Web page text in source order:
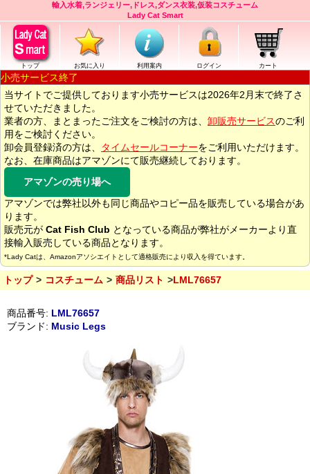
輸入水着,ランジェリー,ドレス,ダンス衣装,仮装コスチューム
Lady Cat Smart
トップ お気に入り 利用案内 ログイン カート
小売サービス終了
当サイトでご提供しております小売サービスは2026年2月末で終了さ
せていただきました。
業者の方、まとまったご注文をご検討の方は、 卸販売サービスのご利
用をご検討ください。
卸会員登録済の方は、
タイムセールコーナーをご利用いただけます。
なお、在庫商品はアマゾンにて販売継続しております。
アマゾンの売り場へ
アマゾンでは弊社以外も同じ商品やコピー品を販売している場合があ
ります。
販売元が Cat Fish Club となっている商品が弊社がメーカーより直
接輸入販売している商品となります。
*Lady Catは、Amazonアソシエイトとして適格販売により収入を得ています。
トップ コスチューム 商品リスト LML76657
商品番号: LML76657
ブランド: Music Legs